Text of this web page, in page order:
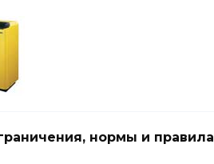
нормы и правила